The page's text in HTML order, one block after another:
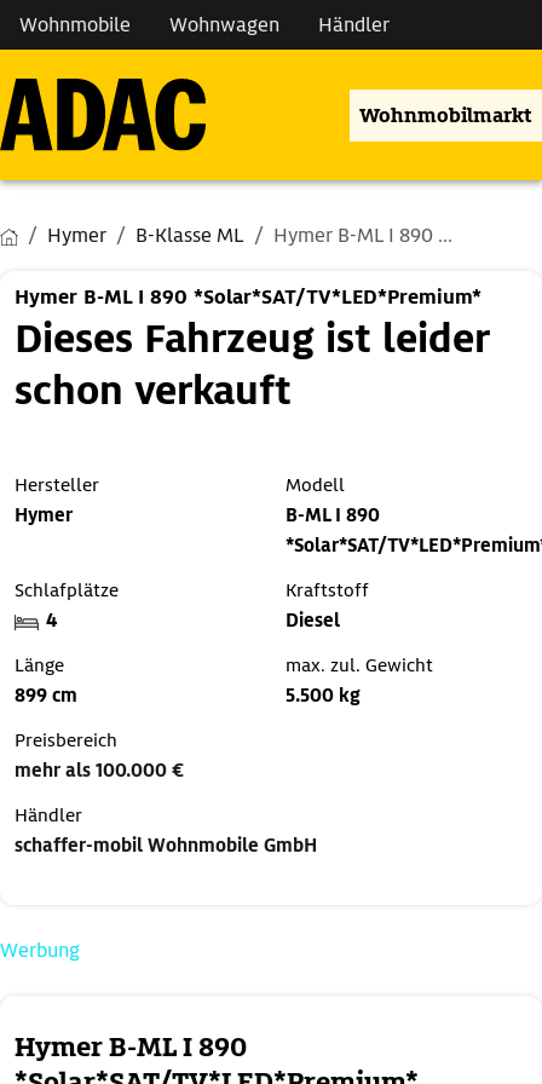
Wohnmobile Wohnwagen Händler
Wohnmobilmarkt
Hymer B-Klasse ML Hymer B-ML I 890 ...
Hymer B-ML I 890
Hymer B-ML I 890 *Solar*SAT/TV*LED*Premium*
Dieses Fahrzeug ist leider
schon verkauft
Hersteller
Hymer
Modell
B-ML I 890
*Solar*SAT/
Schlafplätze
4
Kraftstoff
Diesel
Länge
899 cm
max. zul. Gewicht
5.500 kg
Preisbereich
mehr als 100.000 €
Händler
schaffer-mobil Wohnmobile GmbH
Werbung